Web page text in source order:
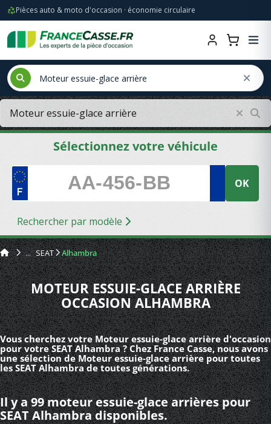
Pièces auto & moto d'occasion · économie circulaire
Sélectionnez votre véhicule
OK
Rechercher par modèle
SEAT Alhambra
MOTEUR ESSUIE-GLACE ARRIÈRE
OCCASION ALHAMBRA
Vous cherchez votre Moteur essuie-glace arrière d'occasion
pour votre SEAT Alhambra ? Chez France Casse, nous avons
une sélection de Moteur essuie-glace arrière pour toutes
les SEAT Alhambra de toutes générations.
Il y a 99 moteur essuie-glace arrières pour
SEAT Alhambra disponibles.